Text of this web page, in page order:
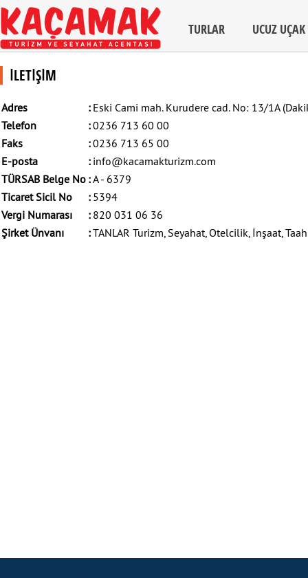
TURLAR UCUZ
İLETİŞİM
Adres : Eski Cami mah. Kurudere cad. No: 13/1A
Telefon
:0236 713 60 00
Faks
:0236 713 65 00
E-posta
: info@kacamakturizm.com
TÜRSAB Belge No :A - 6379
Ticaret Sicil No
: 5394
Vergi Numarası
: 820 031 06 36
Şirket Ünvanı
:TANLAR Turizm, Seyahat, Otelcilik, İnşaat,